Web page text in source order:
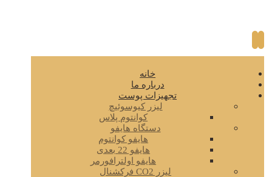
خانه
درباره ما
تجهیزات پوست
لیزر کیوسوئیچ
کوانتوم پلاس
دستگاه هایفو
هایفو کوانتوم
هایفو 22 بعدی
هایفو اولترافورمر
لیزر CO2 فرکشنال